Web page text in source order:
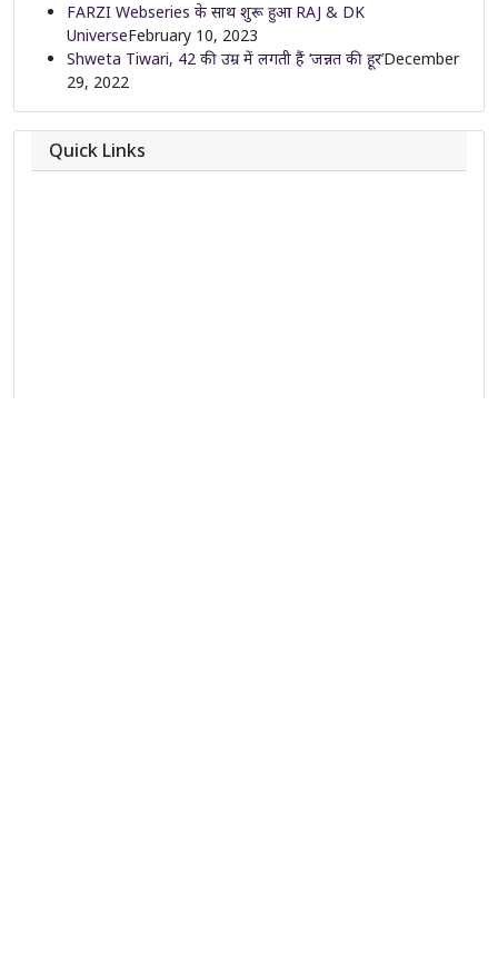
FARZI Webseries के साथ शुरू हुआ RAJ & DK
UniverseFebruary 10, 2023
Shweta Tiwari, 42 की उम्र में लगती हैं ‘जन्नत की हूर’December
29, 2022
Quick Links